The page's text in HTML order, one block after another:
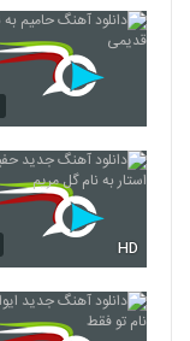
240
243
HD